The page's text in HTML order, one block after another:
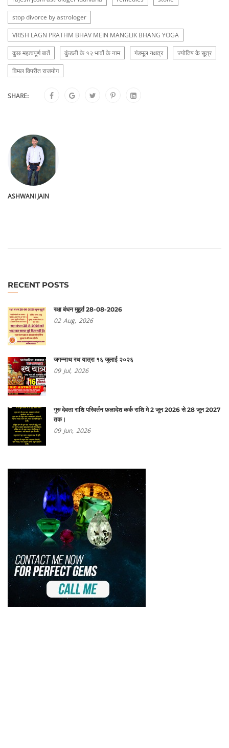
stop divorce by astrologer
VRISH LAGN PRATHM BHAV MEIN MANGLIK BHANG YOGA
कुछ महत्वपूर्ण बातें कुंडली के १२ भावों के नाम गंडमूल नक्षत्र ज्योतिष के सूत्र
विमल विपरीत राजयोग
SHARE:
ASHWANI JAIN
RECENT POSTS
रक्षा बंधन मुहूर्त 28-08-2026
02 Aug, 2026
जगन्नाथ रथ यात्रा १६ जुलाई २०२६
09 Jul, 2026
गुरु देवता राशि परिवर्तन फ़लादेश कर्क राशि मे 2 जून 2026 से 28 जून 2027
तक।
09 Jun, 2026